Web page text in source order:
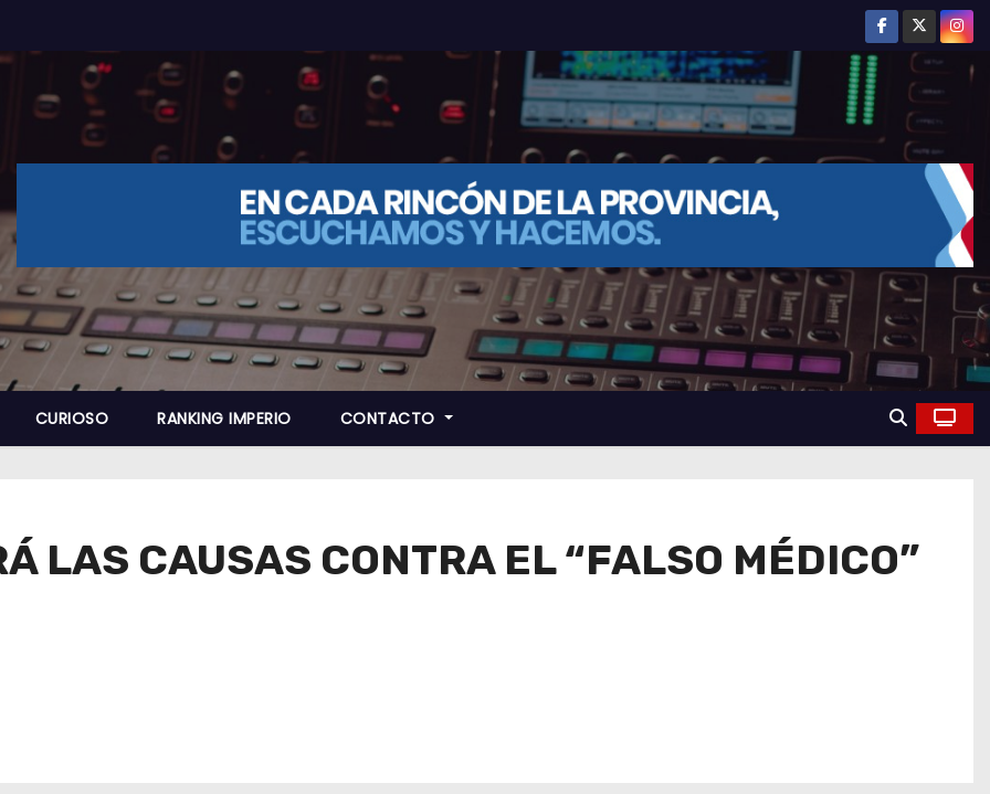
CURIOSO RANKING IMPERIO CONTACTO
LAS CAUSAS CONTRA EL “FALSO MÉDICO”